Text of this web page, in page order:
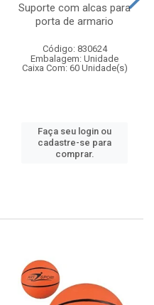
Suporte com alcas para
porta de armario
Código: 830624
Embalagem: Unidade
Caixa Com: 60 Unidade(s)
Faça seu login ou
cadastre-se para
comprar.